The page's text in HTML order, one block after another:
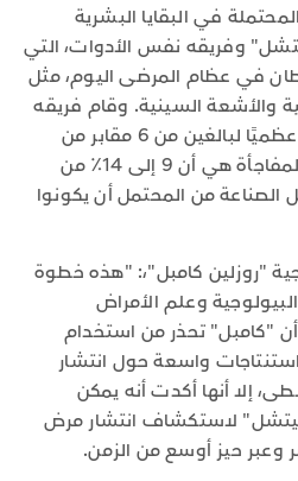
في البقايا البشرية
وفريقه نفس الأدوات، التي
في عظام المرضى اليوم، مثل
السينية. وقام فريقه
بالفعل بتحليل 143 هيكلًا عظميًا لبالغين من 6 مقابر من
العصور الوسطى، وكانت المفاجأة هي أن 9 إلى 14٪ من
الصناعة من المحتمل أن يكونوا
"روزلين كامبل"،: "هذه خطوة
وعلم الأمراض
"كامبل" تحذر من استخدام
واسعة حول انتشار
إلا أنها أكدت أنه يمكن
لاستكشاف انتشار مرض
وعبر حيز أوسع من الزمن.